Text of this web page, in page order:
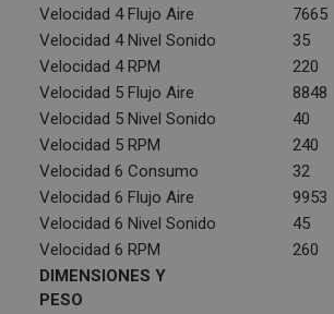
Velocidad 4 Flujo Aire
7665
Velocidad 4 Nivel Sonido
35
Velocidad 4 RPM
220
Velocidad 5 Flujo Aire
8848
Velocidad 5 Nivel Sonido
40
Velocidad 5 RPM
240
Velocidad 6 Consumo
32
Velocidad 6 Flujo Aire
9953
Velocidad 6 Nivel Sonido
45
Velocidad 6 RPM
260
DIMENSIONES Y
PESO